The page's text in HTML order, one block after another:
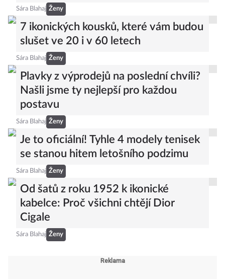
Sára Blahaj Ženy
7 ikonických kousků, které vám budou
slušet ve 20 i v 60 letech
Sára Blahaj Ženy
Plavky z výprodejů na poslední chvíli?
Našli jsme ty nejlepší pro každou
postavu
Sára Blahaj Ženy
Je to oficiální! Tyhle 4 modely tenisek
se stanou hitem letošního podzimu
Sára Blahaj Ženy
Od šatů z roku 1952 k ikonické
kabelce: Proč všichni chtějí Dior
Cigale
Sára Blahaj Ženy